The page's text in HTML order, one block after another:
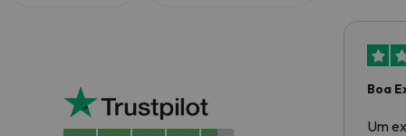
Boa
Um